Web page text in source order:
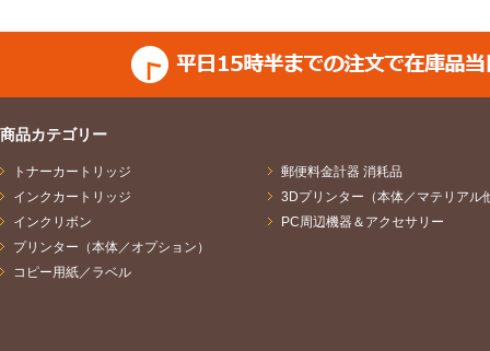
ご請求のあった資料の送
答、並びに商品・サービス
（2）セミナー・イベント
セミナー・イベントの運営
ビスやセミナー・イベント
計処理、商品・サービスの
商品カテゴリー
トナーカートリッジ
インクカートリッジ
インクリボン
プリンター（本体／オプション）
コピー用紙／ラベル
郵便料金計器 消耗品
3Dプリンター（本体／マテリアル
PC周辺機器＆アクセサリー